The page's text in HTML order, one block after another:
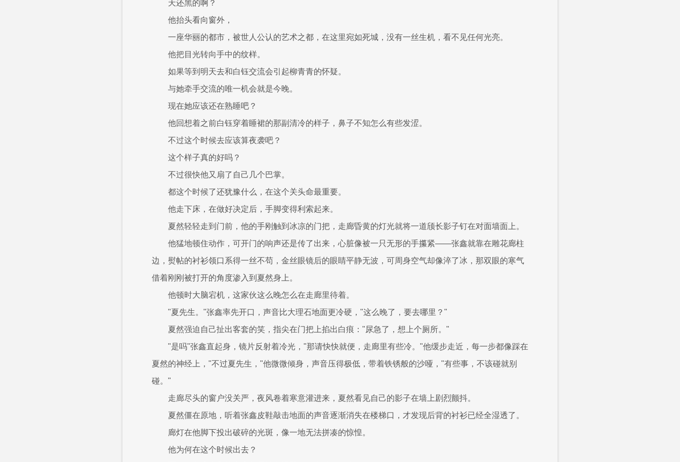
天还黑的啊？
他抬头看向窗外，
一座华丽的都市，被世人公认的艺术之都，在这里宛如死城，没有一丝生机，看不见任何光亮。
他把目光转向手中的纹样。
如果等到明天去和白钰交流会引起柳青青的怀疑。
与她牵手交流的唯一机会就是今晚。
现在她应该还在熟睡吧？
他回想着之前白钰穿着睡裙的那副清冷的样子，鼻子不知怎么有些发涩。
不过这个时候去应该算夜袭吧？
这个样子真的好吗？
不过很快他又扇了自己几个巴掌。
都这个时候了还犹豫什么，在这个关头命最重要。
他走下床，在做好决定后，手脚变得利索起来。
夏然轻轻走到门前，他的手刚触到冰凉的门把，走廊昏黄的灯光就将一道颀长影子钉在对面墙面上。
他猛地顿住动作，可开门的响声还是传了出来，心脏像被一只无形的手攥紧——张鑫就靠在雕花廊柱
边，熨帖的衬衫领口系得一丝不苟，金丝眼镜后的眼睛平静无波，可周身空气却像淬了冰，那双眼的寒气
借着刚刚被打开的角度渗入到夏然身上。
他顿时大脑宕机，这家伙这么晚怎么在走廊里待着。
"夏先生。"张鑫率先开口，声音比大理石地面更冷硬，"这么晚了，要去哪里？"
夏然强迫自己扯出客套的笑，指尖在门把上掐出白痕："尿急了，想上个厕所。"
"是吗"张鑫直起身，镜片反射着冷光，"那请快快就便，走廊里有些冷。"他缓步走近，每一步都像踩在
夏然的神经上，"不过夏先生，"他微微倾身，声音压得极低，带着铁锈般的沙哑，"有些事，不该碰就别
碰。"
走廊尽头的窗户没关严，夜风卷着寒意灌进来，夏然看见自己的影子在墙上剧烈颤抖。
夏然僵在原地，听着张鑫皮鞋敲击地面的声音逐渐消失在楼梯口，才发现后背的衬衫已经全湿透了。
廊灯在他脚下投出破碎的光斑，像一地无法拼凑的惊惶。
他为何在这个时候出去？